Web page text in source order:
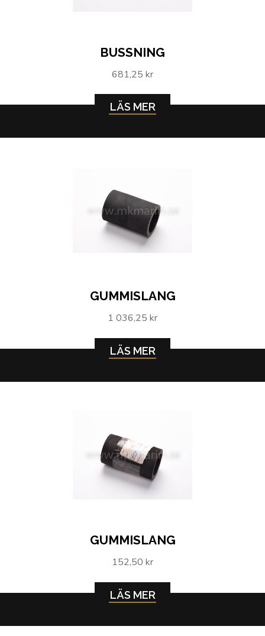
BUSSNING
681,25 kr
LÄS MER
GUMMISLANG
1 036,25 kr
LÄS MER
GUMMISLANG
152,50 kr
LÄS MER